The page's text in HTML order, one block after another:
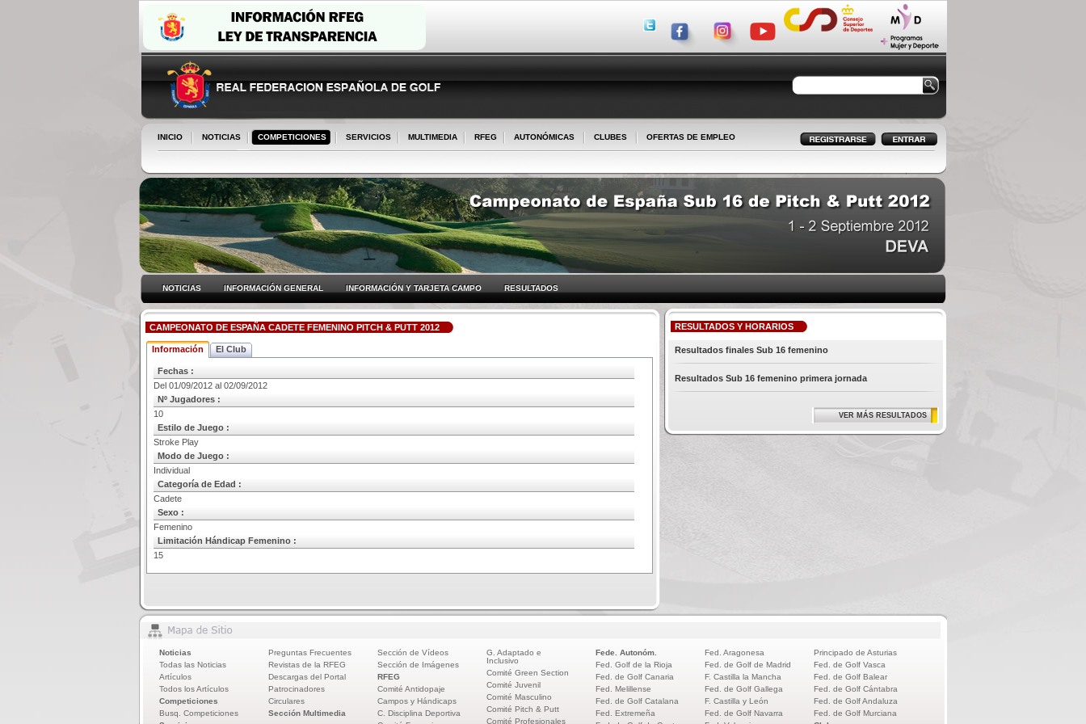
INICIO NOTICIAS COMPETICIONES SERVICIOS MULTIMEDIA RFEG AUTONÓMICAS CLUBES OFERTAS DE EMPLEO
NOTICIAS INFORMACIÓN GENERAL INFORMACIÓN Y TARJETA CAMPO RESULTADOS
CAMPEONATO DE ESPAÑA CADETE FEMENINO PITCH & PUTT 2012
Información El Club
Fechas :
Del 01/09/2012 al 02/09/2012
Nº Jugadores :
10
Estilo de Juego :
Stroke Play
Modo de Juego :
Individual
Categoría de Edad :
Cadete
Sexo :
Femenino
Limitación Hándicap Femenino :
15
RESULTADOS Y HORARIOS
Resultados finales Sub 16 femenino
Resultados Sub 16 femenino primera jornada
VER MÁS RESULTADOS
Noticias
Todas las Noticias
Artículos
Todos los Artículos
Competiciones
Busq. Competiciones
Preguntas Frecuentes
Revistas de la RFEG
Descargas del Portal
Patrocinadores
Circulares
Sección Multimedia
Sección de Vídeos
Sección de Imágenes
RFEG
Comité Antidopaje
Campos y Hándicaps
C. Disciplina Deportiva
G. Adaptado e
Inclusivo
Comité Green Section
Comité Juvenil
Comité Masculino
Comité Pitch & Putt
Comité Profesionales
Fede. Autonóm.
Fed. Golf de la Rioja
Fed. de Golf Canaria
Fed. Melillense
Fed. de Golf Catalana
Fed. Extremeña
Fed. Aragonesa
Fed. de Golf de Madrid
F. Castilla la Mancha
Fed. de Golf Gallega
F. Castilla y León
Fed. de Golf Navarra
Principado de Asturias
Fed. de Golf Vasca
Fed. de Golf Balear
Fed. de Golf Cántabra
Fed. de Golf Andaluza
Fed. de Golf Murciana